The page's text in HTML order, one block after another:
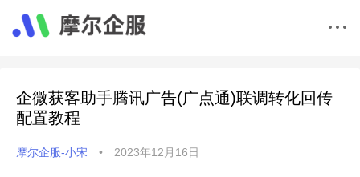
企微获客助手腾讯广告(广点通)联调转化回传
配置教程
摩尔企服-小宋 • 2023年12月16日